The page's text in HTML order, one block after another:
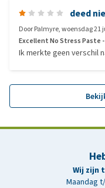
deed
DoorPalmyre,woensdag 21
Excellent No Stress Paste -
Ik merkte geen verschil
Wij zijn
Maandag